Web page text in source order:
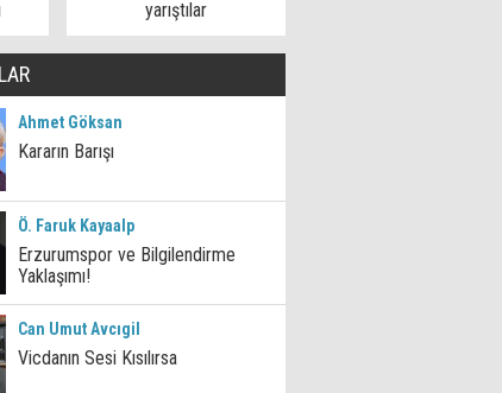
yarıştılar
Ahmet Göksan
Kararın Barışı
Ö. Faruk Kayaalp
Erzurumspor ve Bilgilendirme
Yaklaşımı!
Can Umut Avcıgil
Vicdanın Sesi Kısılırsa